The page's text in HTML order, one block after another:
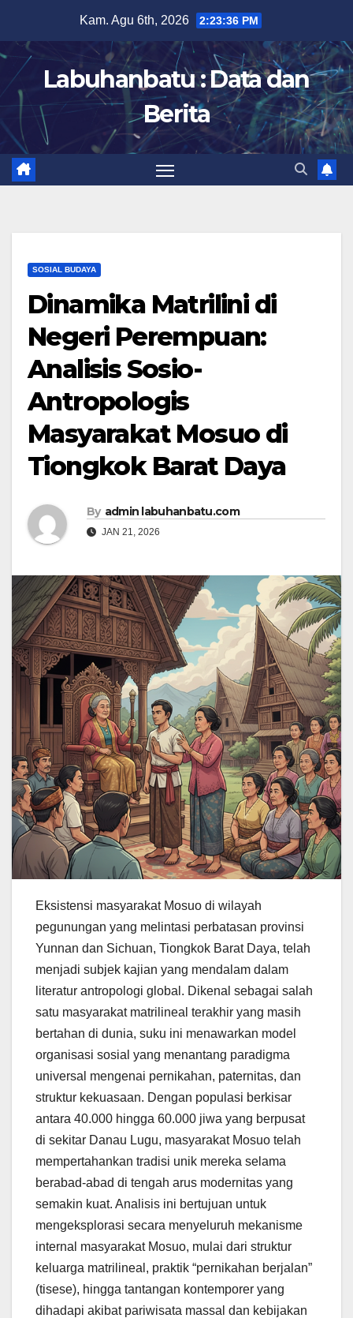
content
Kam. Agu 6th, 2026 2:23:37 PM
Labuhanbatu : Data dan
Berita
SOSIAL BUDAYA
Dinamika Matrilini di
Negeri Perempuan:
Analisis Sosio-
Antropologis
Masyarakat Mosuo di
Tiongkok Barat Daya
By admin labuhanbatu.com
JAN 21, 2026
Eksistensi masyarakat Mosuo di wilayah
pegunungan yang melintasi perbatasan provinsi
Yunnan dan Sichuan, Tiongkok Barat Daya, telah
menjadi subjek kajian yang mendalam dalam
literatur antropologi global. Dikenal sebagai salah
satu masyarakat matrilineal terakhir yang masih
bertahan di dunia, suku ini menawarkan model
organisasi sosial yang menantang paradigma
universal mengenai pernikahan, paternitas, dan
struktur kekuasaan. Dengan populasi berkisar
antara 40.000 hingga 60.000 jiwa yang berpusat
di sekitar Danau Lugu, masyarakat Mosuo telah
mempertahankan tradisi unik mereka selama
berabad-abad di tengah arus modernitas yang
semakin kuat. Analisis ini bertujuan untuk
mengeksplorasi secara menyeluruh mekanisme
internal masyarakat Mosuo, mulai dari struktur
keluarga matrilineal, praktik “pernikahan berjalan”
(tisese), hingga tantangan kontemporer yang
dihadapi akibat pariwisata massal dan kebijakan